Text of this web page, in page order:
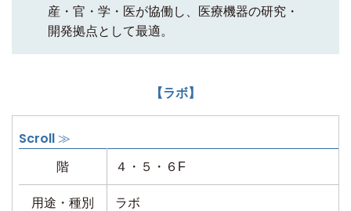
産・官・学・医が協働し、医療機器の研究・
開発拠点として最適。
【ラボ】
階 ４・５・６F
用途・種別 ラボ